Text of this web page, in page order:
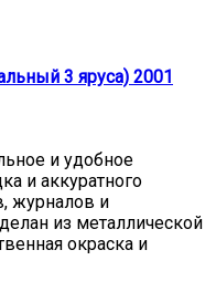
3 яруса) 2001
и удобное
и аккуратного
журналов и
из металлической
окраска и